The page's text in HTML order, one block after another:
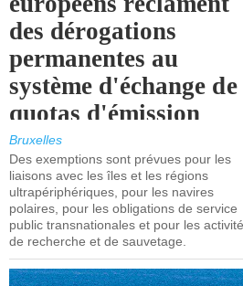
des dérogations
permanentes au
système d'échange de
quotas d'émission
maritimes de l'UE
après 2030.
Bruxelles
Des exemptions sont prévues pour les
liaisons avec les îles et les régions
ultrapériphériques, pour les navires
polaires, pour les obligations de service
public transnationales et pour les
de recherche et de sauvetage.